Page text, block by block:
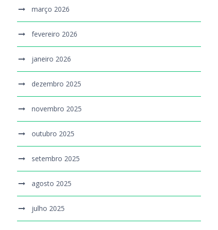
março 2026
fevereiro 2026
janeiro 2026
dezembro 2025
novembro 2025
outubro 2025
setembro 2025
agosto 2025
julho 2025